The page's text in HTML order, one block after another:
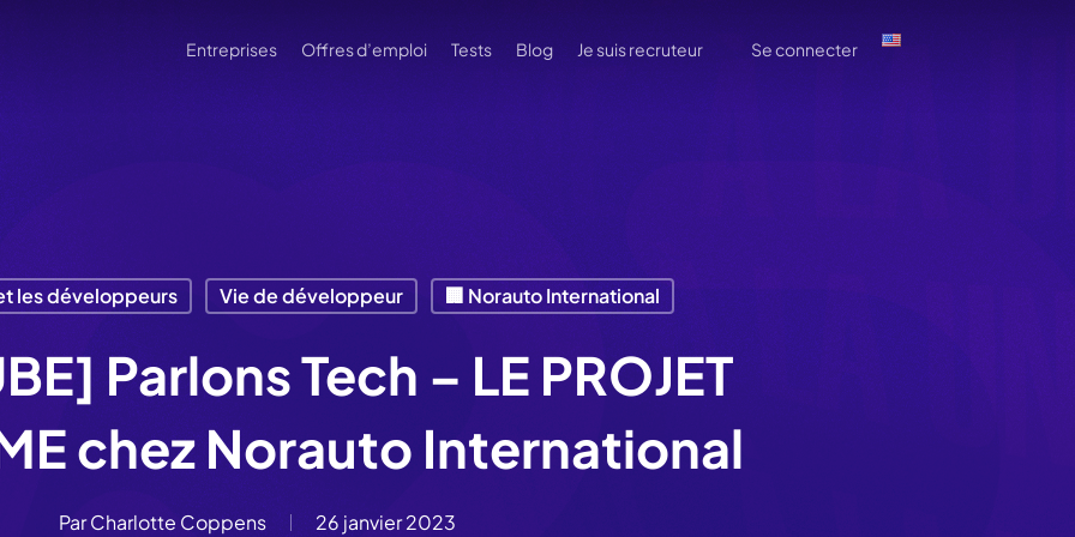
Entreprises Offres d’emploi Tests Blog Je suis recruteur Se connecter
les développeurs Vie de développeur 🏢 Norauto International
Parlons Tech – LE PROJET
chez Norauto International
Par Charlotte Coppens 26 janvier 2023